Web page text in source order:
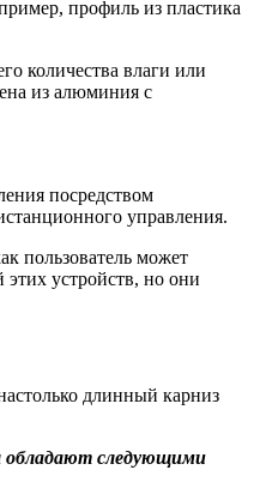
профиль из пластика
количества влаги или
из алюминия с
посредством
управления.
пользователь может
устройств, но они
длинный карниз
обладают следующими